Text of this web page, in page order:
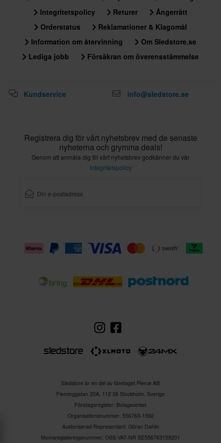
förarkomfort.
• D-ringar i rostfritt stål säkerställer en tät och säker passform.
• SM3-hjälmen uppfyller både DOT-certifiering och ECE 2206
Integritetspolicy
Returer
Ångerrätt
Orderstatus
Reklamationer & Klagomål
Information om återvinning
Om Sledstore.se
Lediga jobb
Försäkran om överensstämmelse
Kundservice info@sledstore.se
Registrera dig för vårt nyhetsbrev med de senaste
nyheterna och grymma deals!
Genom att anmäla dig till vårt nyhetsbrev godkänner du vår
Integritetspolicy
Sledstore är en del av företaget Pierce AB
Fleminggatan 20A, 112 26 Stockholm, Sverige
Företagsregister: Bolagsverket
Organisationsnummer: 556763-1592
Auktoriserad Representant: Göran Dahlin
Momsregisteringsnummer: OSS VAT-NR SE556763159201